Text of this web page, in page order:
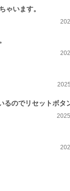
ゃいます。
のでリセットボタ